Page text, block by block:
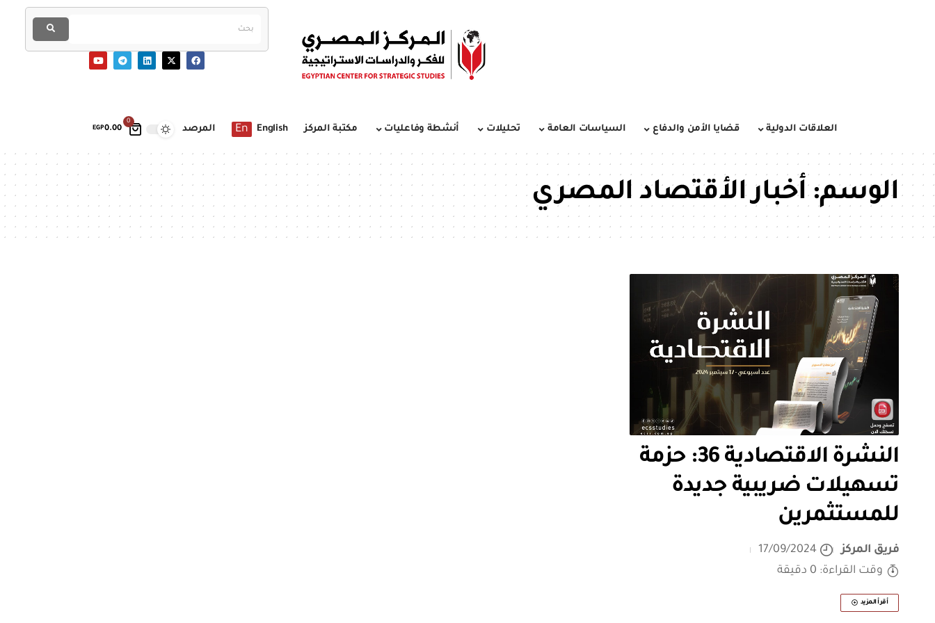
0
EGP0.00 العلاقات الدولية قضايا الأمن والدفاع السياسات العامة تحليلات أنشطة وفاعليات مكتبة المركز English
En المرصد
الوسم:أخبار الأقتصاد المصري
النشرة الاقتصادية 36: حزمة
تسهيلات ضريبية جديدة
للمستثمرين
فريق المركز
17/09/2024
وقت القراءة: 0 دقيقة
أقرأ المزيد